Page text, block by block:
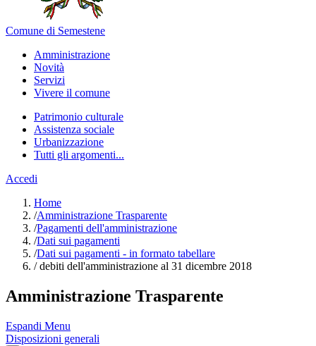
Comune di Semestene
Amministrazione
Novità
Servizi
Vivere il comune
Patrimonio culturale
Assistenza sociale
Urbanizzazione
Tutti gli argomenti...
Accedi
Home
/Amministrazione Trasparente
/Pagamenti dell'amministrazione
/Dati sui pagamenti
/Dati sui pagamenti - in formato tabellare
/debiti dell'amministrazione al 31 dicembre 2018
Amministrazione Trasparente
Espandi Menu
Disposizioni generali